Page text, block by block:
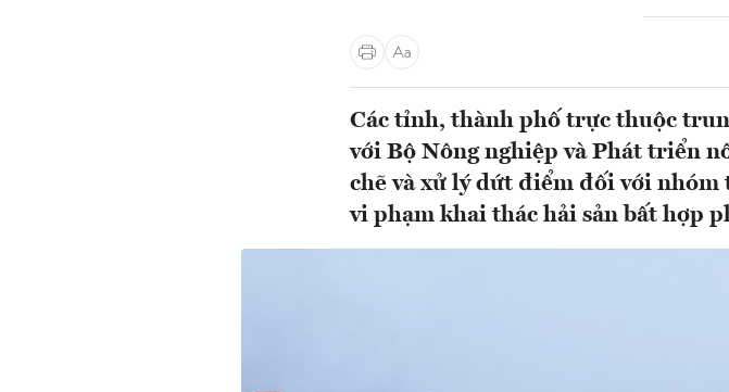
Các tỉnh, thành phố trực thuộc
với Bộ Nông nghiệp và Phát triển
chẽ và xử lý dứt điểm đối với
vi phạm khai thác hải sản bất hợp